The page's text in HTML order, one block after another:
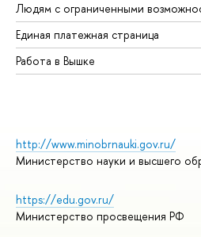
Людям с ограниченными
Единая платежная страница
Работа в Вышке
http://www.minobrnauki.gov.ru/
Министерство науки и высшего
https://edu.gov.ru/
Министерство просвещения РФ